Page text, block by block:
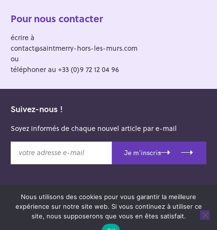
Pour nous contacter
écrire à
contact@saintmerry-hors-les-murs.com
ou
téléphoner au +33 (0)9 72 12 04 96
Suivez-nous !
Soyez informés de chaque nouvel article par e-mail
t
Je m'inscris
© 2026 Saint-Merry Hors-les-Murs.
Theme: Felt byPixelgrade.
Nous utilisons des cookies pour vous garantir la meilleure
expérience sur notre site web. Si vous continuez à utiliser ce
site, nous supposerons que vous en êtes satisfait.